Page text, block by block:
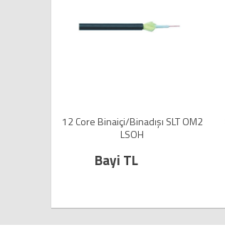
12 Core Binaiçi/Binadışı SLT OM2
LSOH
Bayi TL